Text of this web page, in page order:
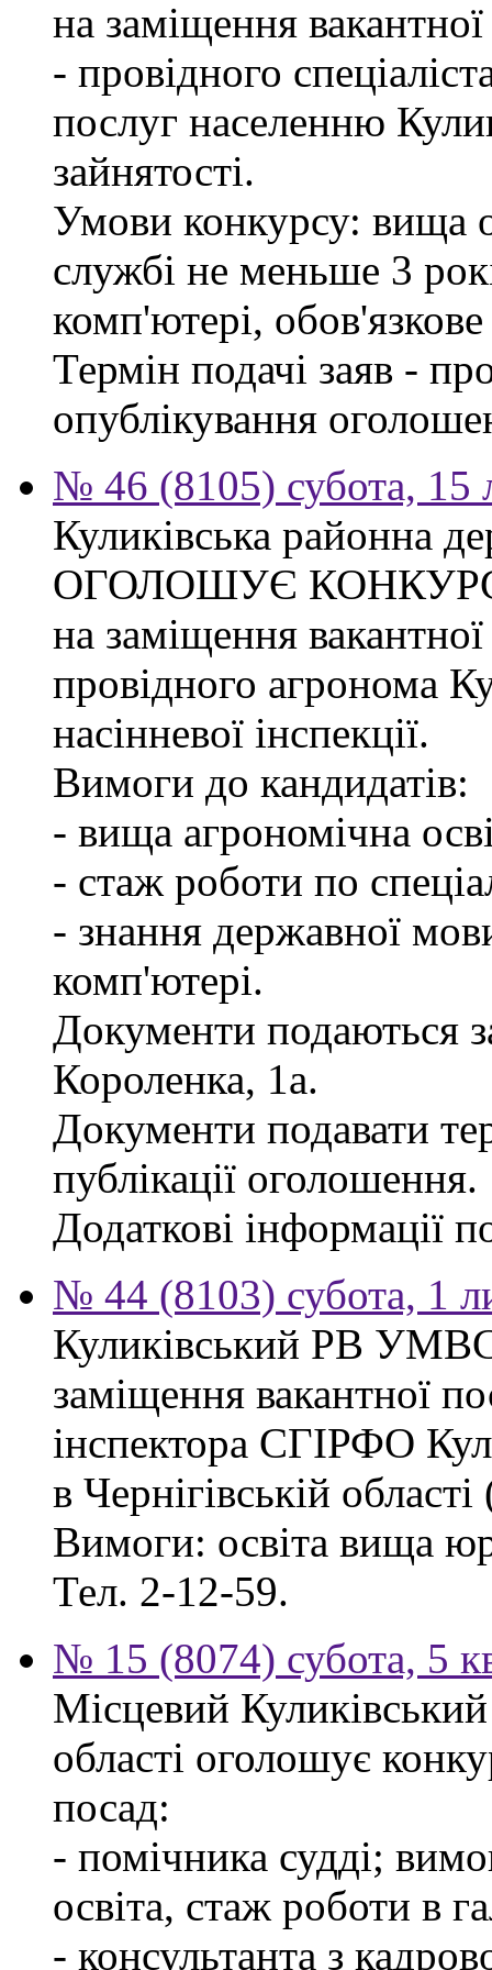
на заміщення
- провідного
послуг населенню
зайнятості.
Умови конкурсу: вища
службі не меньше 3
комп'ютері,
Термін подачі заяв -
опублікування
№ 46 (8105) субота, 15
Куликівська районна
ОГОЛОШУЄ
на заміщення
провідного агронома
насінневої інспекції.
Вимоги до кандидатів:
- вища агрономічна
- стаж роботи по
- знання державної
комп'ютері.
Документи подаються
Короленка, 1а.
Документи подавати
публікації оголошення.
Додаткові інформації
№ 44 (8103) субота, 1
Куликівський РВ
заміщення вакантної
інспектора СГІРФО
в Чернігівській
Вимоги: освіта вища
Тел. 2-12-59.
№ 15 (8074) субота, 5
Місцевий
області оголошує
посад:
- помічника судді;
освіта, стаж роботи в
- консультанта з